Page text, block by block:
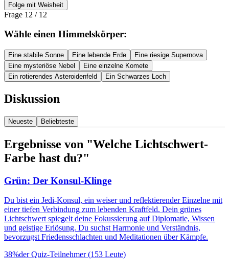
Folge mit Weisheit
Frage 12 / 12
Wähle einen Himmelskörper:
Eine stabile Sonne Eine lebende Erde
Eine riesige Supernova
Eine mysteriöse Nebel
Eine einzelne Komete
Ein rotierendes Asteroidenfeld
Ein Schwarzes Loch
Diskussion
Neueste Beliebteste
Ergebnisse von "Welche Lichtschwert-
Farbe hast du?"
Grün: Der Konsul-Klinge
Du bist ein Jedi-Konsul, ein weiser und reflektierender Einzelne mit
einer tiefen Verbindung zum lebenden Kraftfeld. Dein grünes
Lichtschwert spiegelt deine Fokussierung auf Diplomatie, Wissen
und geistige Erlösung. Du suchst Harmonie und Verständnis,
bevorzugst Friedensschlachten und Meditationen über Kämpfe.
38%der Quiz-Teilnehmer(153 Leute)